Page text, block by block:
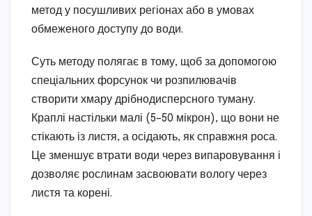
метод у посушливих регіонах або в умовах
обмеженого доступу до води.
Суть методу полягає в тому, щоб за допомогою
спеціальних форсунок чи розпилювачів
створити хмару дрібнодисперсного туману.
Краплі настільки малі (5–50 мікрон), що вони не
стікають із листя, а осідають, як справжня роса.
Це зменшує втрати води через випаровування і
дозволяє рослинам засвоювати вологу через
листя та корені.